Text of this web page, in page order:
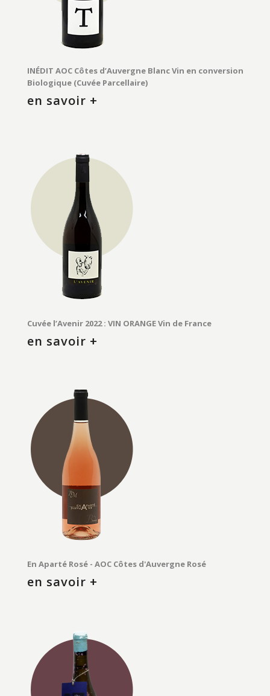
INÉDIT AOC Côtes d’Auvergne Blanc Vin en conversion
Biologique (Cuvée Parcellaire)
en savoir +
Cuvée l’Avenir 2022 : VIN ORANGE Vin de France
en savoir +
En Aparté Rosé - AOC Côtes d'Auvergne Rosé
en savoir +